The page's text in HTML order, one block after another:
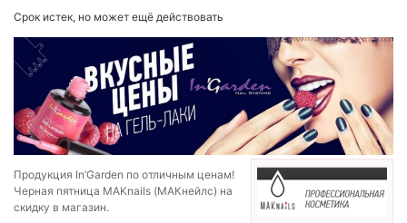
Срок истек, но может ещё действовать
Продукция In’Garden по отличным ценам!
Черная пятница MAKnails (МАКнейлс) на
скидку в магазин.